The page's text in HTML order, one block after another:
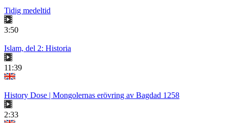
Tidig medeltid
3:50
Islam, del 2: Historia
11:39
History Dose | Mongolernas erövring av Bagdad 1258
2:33